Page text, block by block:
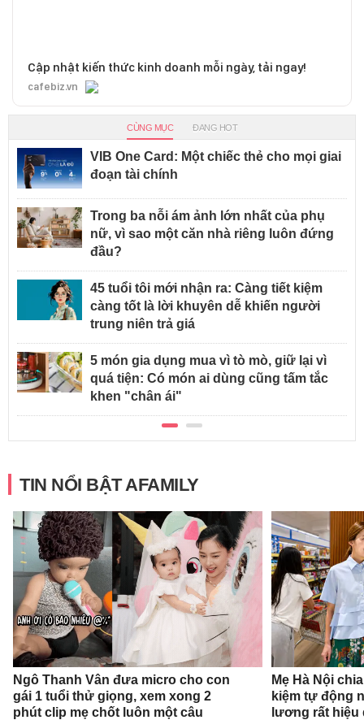
Cập nhật kiến thức kinh doanh mỗi ngày, tải ngay!
cafebiz.vn
CÙNG MỤC ĐANG HOT
VIB One Card: Một chiếc thẻ cho mọi giai
đoạn tài chính
Trong ba nỗi ám ảnh lớn nhất của phụ
nữ, vì sao một căn nhà riêng luôn đứng
đầu?
45 tuổi tôi mới nhận ra: Càng tiết kiệm
càng tốt là lời khuyên dễ khiến người
trung niên trả giá
5 món gia dụng mua vì tò mò, giữ lại vì
quá tiện: Có món ai dùng cũng tấm tắc
khen "chân ái"
TIN NỔI BẬT AFAMILY
Ngô Thanh Vân đưa micro cho con
gái 1 tuổi thử giọng, xem xong 2
phút clip mẹ chốt luôn một câu
Mẹ Hà Nội
kiệm tự động
lương rất